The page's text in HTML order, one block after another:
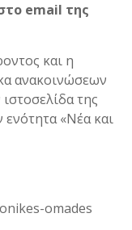
email της
και η
ανακοινώσεων
της
«Νέα και
omades